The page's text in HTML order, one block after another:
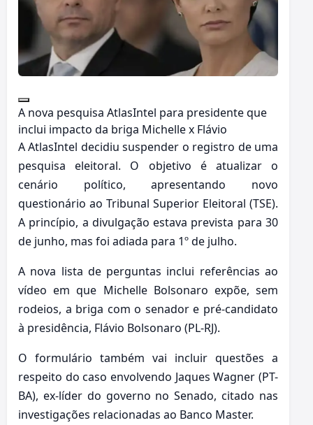
A nova pesquisa AtlasIntel para presidente que
inclui impacto da briga Michelle x Flávio
A AtlasIntel decidiu suspender o registro de uma
pesquisa eleitoral. O objetivo é atualizar o
cenário político, apresentando novo
questionário ao Tribunal Superior Eleitoral (TSE).
A princípio, a divulgação estava prevista para 30
de junho, mas foi adiada para 1º de julho.
A nova lista de perguntas inclui referências ao
vídeo em que Michelle Bolsonaro expõe, sem
rodeios, a briga com o senador e pré-candidato
à presidência, Flávio Bolsonaro (PL-RJ).
O formulário também vai incluir questões a
respeito do caso envolvendo Jaques Wagner (PT-
BA), ex-líder do governo no Senado, citado nas
investigações relacionadas ao Banco Master.